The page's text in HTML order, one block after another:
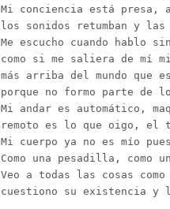
Mi conciencia está presa,
los sonidos retumban y las
Me escucho cuando hablo
como si me saliera de mí
más arriba del mundo que
porque no formo parte de
Mi andar es automático,
remoto es lo que oigo, el
Mi cuerpo ya no es mío
Como una pesadilla, como
Veo a todas las cosas
cuestiono su existencia